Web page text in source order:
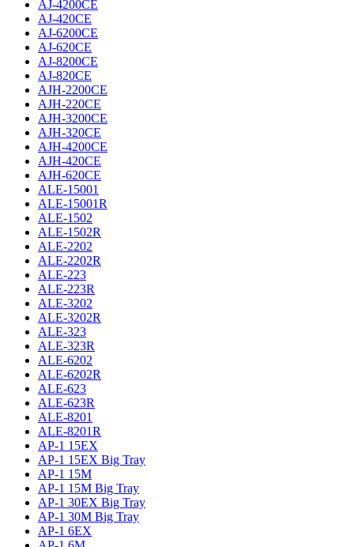
AJ-4200CE
AJ-420CE
AJ-6200CE
AJ-620CE
AJ-8200CE
AJ-820CE
AJH-2200CE
AJH-220CE
AJH-3200CE
AJH-320CE
AJH-4200CE
AJH-420CE
AJH-620CE
ALE-15001
ALE-15001R
ALE-1502
ALE-1502R
ALE-2202
ALE-2202R
ALE-223
ALE-223R
ALE-3202
ALE-3202R
ALE-323
ALE-323R
ALE-6202
ALE-6202R
ALE-623
ALE-623R
ALE-8201
ALE-8201R
AP-1 15EX
AP-1 15EX Big Tray
AP-1 15M
AP-1 15M Big Tray
AP-1 30EX Big Tray
AP-1 30M Big Tray
AP-1 6EX